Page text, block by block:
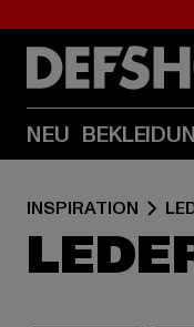
NEU
INSPIRATION